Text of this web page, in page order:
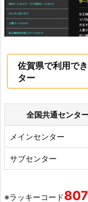
佐賀県で利用で
ター
全国共通センタ
メインセンター
サブセンター
※ラッキーコード